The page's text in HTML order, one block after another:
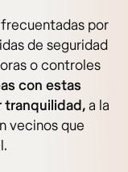
por
de seguridad
o controles
con estas
tranquilidad,a la
vecinos que